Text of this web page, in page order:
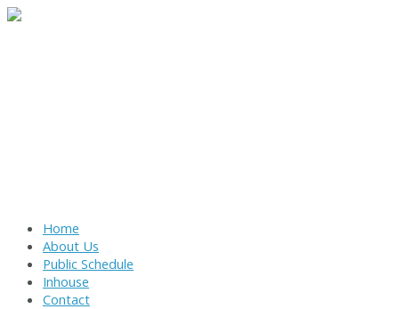
Skip
Home
About Us
Public Schedule
Inhouse
Contact